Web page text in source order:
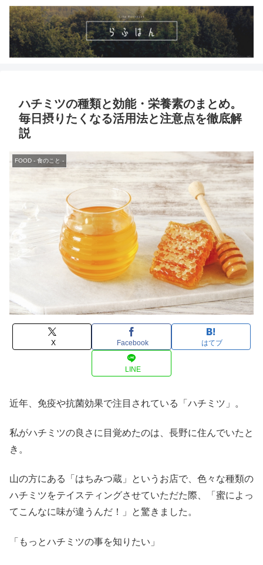
ハチミツの種類と効能・栄養素のまとめ。
毎日摂りたくなる活用法と注意点を徹底解
説
FOOD - 食のこと -
X Facebook はてブ
LINE
近年、免疫や抗菌効果で注目されている「ハチミツ」。
私がハチミツの良さに目覚めたのは、長野に住んでいたと
き。
山の方にある「はちみつ蔵」というお店で、色々な種類の
ハチミツをテイスティングさせていただた際、「蜜によっ
てこんなに味が違うんだ！」と驚きました。
「もっとハチミツの事を知りたい」